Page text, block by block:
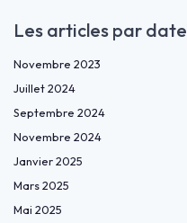
Les articles par date
Novembre 2023
Juillet 2024
Septembre 2024
Novembre 2024
Janvier 2025
Mars 2025
Mai 2025